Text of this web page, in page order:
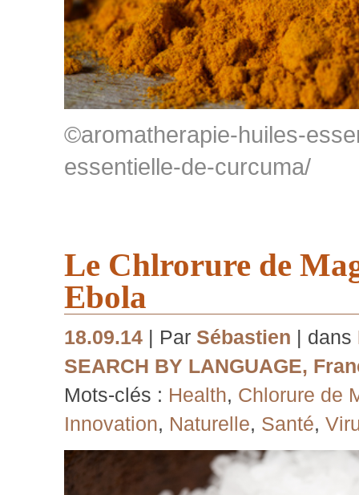
©aromatherapie-huiles-
essentielle-de-curcuma/
Le Chlrorure de
Ebola
18.09.14 | Par Sébastien | dans
SEARCH BY LANGUAGE,
Mots-clés : Health, Chlorure de
Innovation, Naturelle, Santé,